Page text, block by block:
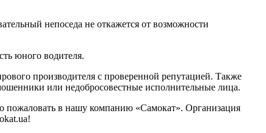
непоседа не откажется от возможности
юного водителя.
производителя с проверенной репутацией. Также
или недобросовестные исполнительные лица.
пожаловать в нашу компанию «Самокат». Организация